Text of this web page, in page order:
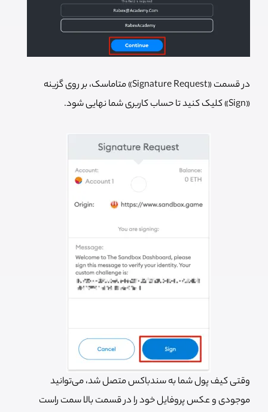
در قسمت «Signature Request» متاماسک، بر روی گزینه
«Sign» کلیک کنید تا حساب کاربری شما نهایی شود.
وقتی کیف پول شما به سندباکس متصل شد، می‌توانید
موجودی و عکس پروفایل خود را در قسمت بالا سمت راست